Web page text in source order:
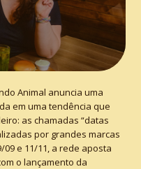
Animal anuncia uma
em uma tendência que
as chamadas “datas
por grandes marcas
09 e 11/11, a rede aposta
o lançamento da